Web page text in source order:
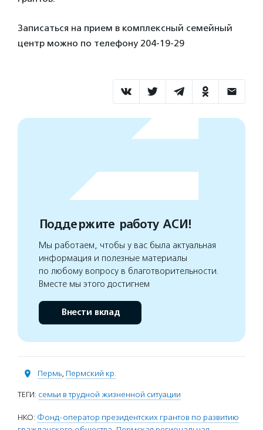
Записаться на прием в комплексный семейный
центр можно по телефону 204-19-29
Поддержите работу АСИ!
Мы работаем, чтобы у вас была актуальная
информация и полезные материалы
по любому вопросу в благотворительности.
Вместе мы этого достигнем
Внести вклад
Пермь, Пермский кр.
ТЕГИ: семьи в трудной жизненной ситуации
НКО: Фонд-оператор президентских грантов по развитию